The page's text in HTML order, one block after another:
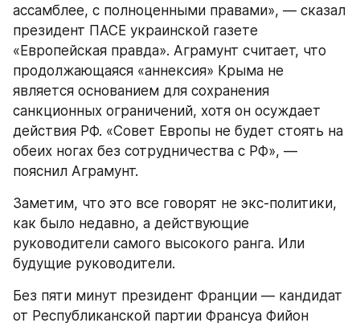
ассамблее, с полноценными правами», — сказал
президент ПАСЕ украинской газете
«Европейская правда». Аграмунт считает, что
продолжающаяся «аннексия» Крыма не
является основанием для сохранения
санкционных ограничений, хотя он осуждает
действия РФ. «Совет Европы не будет стоять на
обеих ногах без сотрудничества с РФ», —
пояснил Аграмунт.
Заметим, что это все говорят не экс-политики,
как было недавно, а действующие
руководители самого высокого ранга. Или
будущие руководители.
Без пяти минут президент Франции — кандидат
от Республиканской партии Франсуа Фийон